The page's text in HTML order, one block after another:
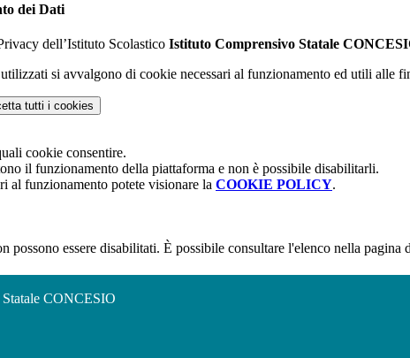
dei Dati
dell’Istituto Scolastico Istituto Comprensivo Statale
si avvalgono di cookie necessari al funzionamento ed utili alle
tutti i cookies
cookie consentire.
il funzionamento della piattaforma e non è possibile disabilitarli.
al funzionamento potete visionare la COOKIE POLICY.
possono essere disabilitati. È possibile consultare l'elenco nella pagina
CONCESIO